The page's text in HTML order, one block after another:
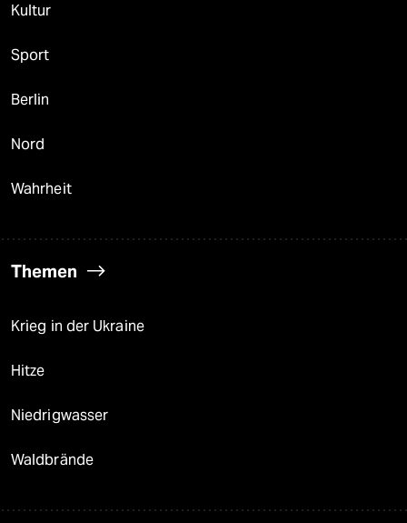
Kultur
Sport
Berlin
Nord
Wahrheit
Themen
Krieg in der Ukraine
Hitze
Niedrigwasser
Waldbrände